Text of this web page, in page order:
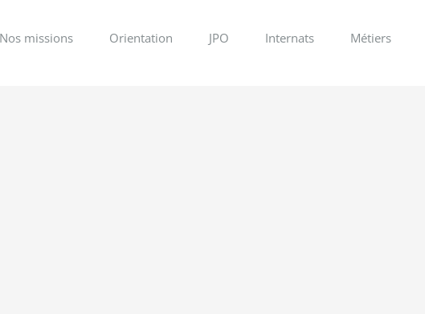
Nos missions Orientation JPO Internats Métiers